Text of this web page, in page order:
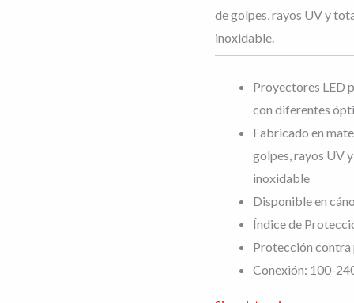
de golpes, rayos UV y
inoxidable.
Proyectores LED
con diferentes
Fabricado en
golpes, rayos UV
inoxidable
Disponible en
Índice de
Protección contra
Conexión: 100-